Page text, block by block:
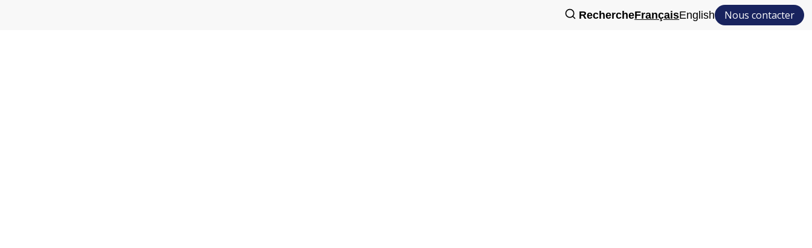
RechercheFrançaisEnglish Nous contacter